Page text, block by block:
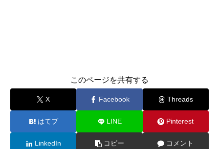
このページを共有する
X Facebook Threads
はてブ LINE Pinterest
LinkedIn コピー コメント